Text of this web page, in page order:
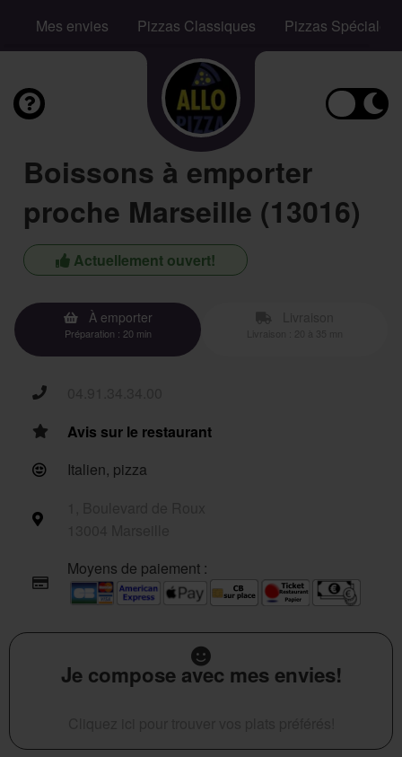
Mes envies Pizzas Classiques Pizzas Spéciales
Boissons à emporter
proche Marseille (13016)
Actuellement ouvert!
À emporter
Préparation : 20 min
Avis sur le restaurant
Italien, pizza
Moyens de paiement :
Je compose avec mes envies!